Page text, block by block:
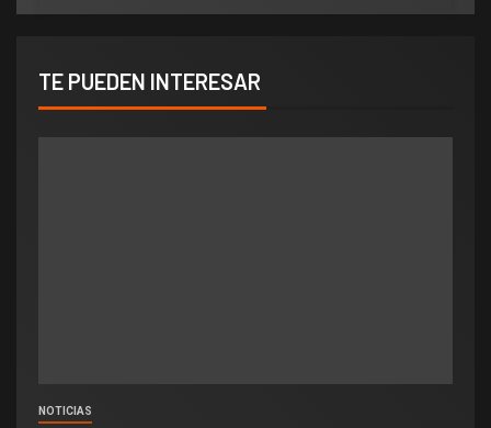
TE PUEDEN INTERESAR
NOTICIAS